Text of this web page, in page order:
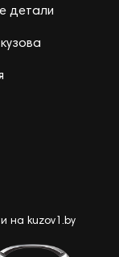
детали
на kuzov1.by